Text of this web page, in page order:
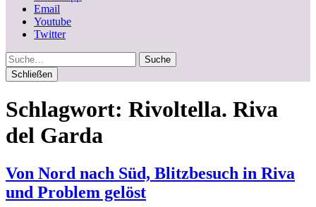
Email
Youtube
Twitter
Suche
Schließen
Schlagwort: Rivoltella. Riva
del Garda
Von Nord nach Süd, Blitzbesuch in Riva
und Problem gelöst